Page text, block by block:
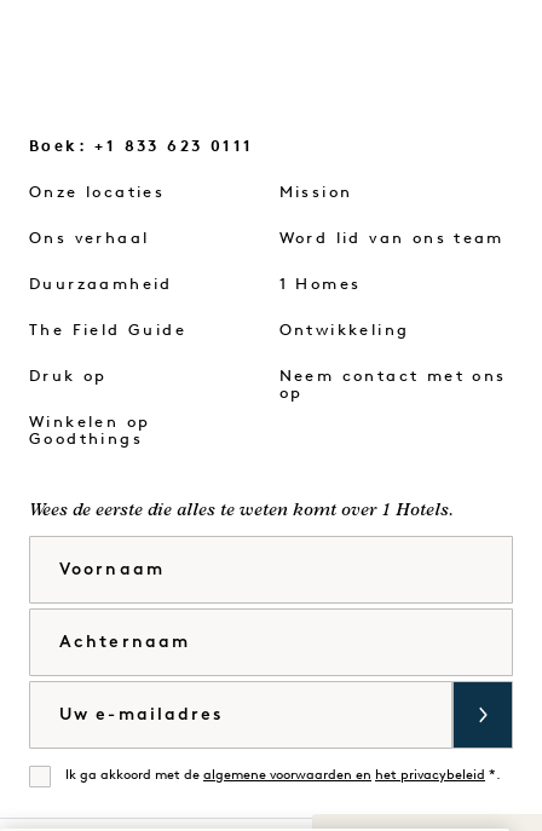
Boek: +1 833 623 0111
Onze locaties
Ons verhaal
Duurzaamheid
The Field Guide
Druk op
Winkelen op
Goodthings
Mission
Word lid van ons team
1 Homes
Ontwikkeling
Neem contact met ons
op
Wees de eerste die alles te weten komt over 1 Hotels.
Mee eens
Ik ga akkoord met de algemene voorwaarden en het privacybeleid *.